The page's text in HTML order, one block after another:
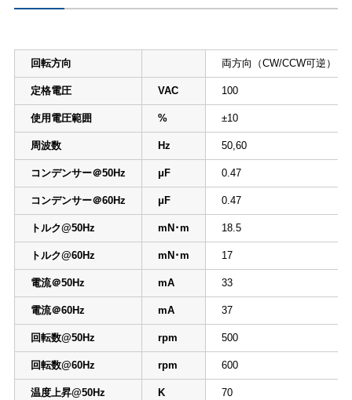
回転方向 両方向（CW/CCW可逆）
定格電圧 VAC 100
使用電圧範囲 % ±10
周波数 Hz 50,60
コンデンサー＠50Hz μF 0.47
コンデンサー＠60Hz μF 0.47
トルク@50Hz mN･m 18.5
トルク@60Hz mN･m 17
電流＠50Hz mA 33
電流＠60Hz mA 37
回転数@50Hz rpm 500
回転数@60Hz rpm 600
温度上昇@50Hz K 70